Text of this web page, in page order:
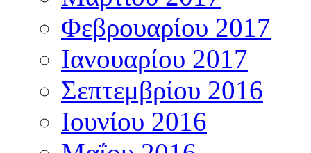
Φεβρουαρίου 2017
Ιανουαρίου 2017
Σεπτεμβρίου 2016
Ιουνίου 2016